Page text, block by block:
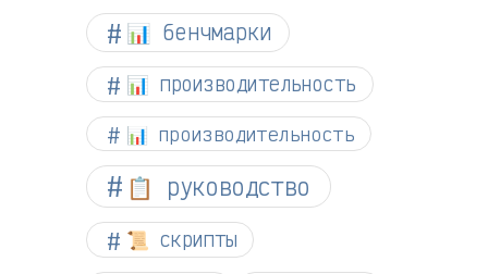
📊 бенчмарки
📊 производительность
📊 производительность
📋 руководство
📜 скрипты